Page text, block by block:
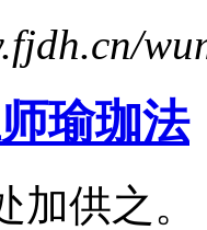
师瑜珈法
处加供